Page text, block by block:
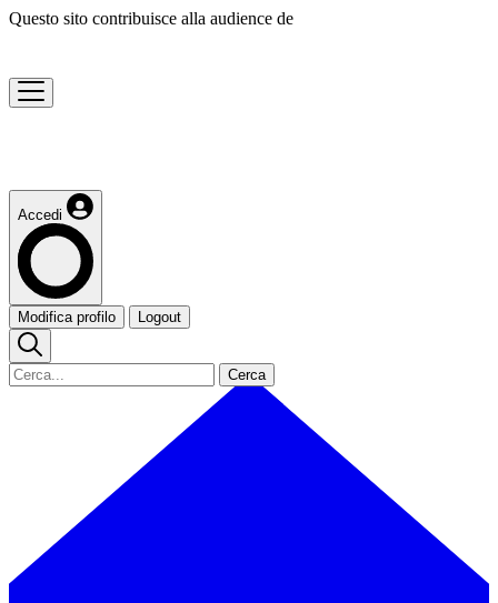
Questo sito contribuisce alla audience de
Accedi
Modifica profilo Logout
Cerca